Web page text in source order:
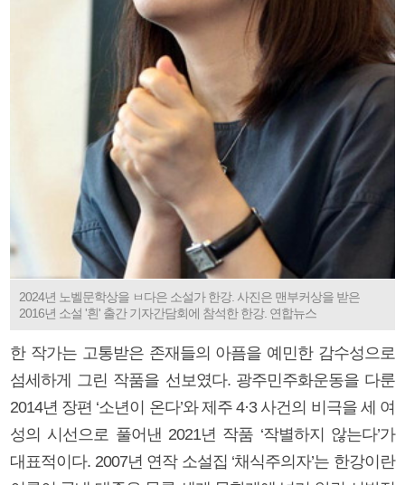
2024년 노벨문학상을 ㅂ다은 소설가 한강. 사진은 맨부커상을 받은
2016년 소설 '흰' 출간 기자간담회에 참석한 한강. 연합뉴스
한 작가는 고통받은 존재들의 아픔을 예민한 감수성으로
섬세하게 그린 작품을 선보였다. 광주민주화운동을 다룬
2014년 장편 ‘소년이 온다’와 제주 4·3 사건의 비극을 세 여
성의 시선으로 풀어낸 2021년 작품 ‘작별하지 않는다’가
대표적이다. 2007년 연작 소설집 ‘채식주의자’는 한강이란